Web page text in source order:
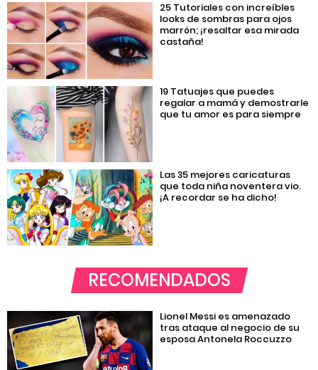
25 Tutoriales con increíbles
looks de sombras para ojos
marrón; ¡resaltar esa mirada
castaña!
19 Tatuajes que puedes
regalar a mamá y demostrarle
que tu amor es para siempre
Las 35 mejores caricaturas
que toda niña noventera vio.
¡A recordar se ha dicho!
RECOMENDADOS
Lionel Messi es amenazado
tras ataque al negocio de su
esposa Antonela Roccuzzo